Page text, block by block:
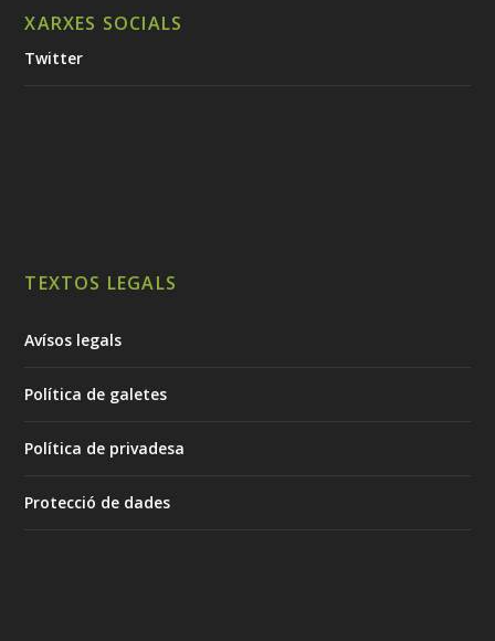
XARXES SOCIALS
Twitter
TEXTOS LEGALS
Avísos legals
Política de galetes
Política de privadesa
Protecció de dades